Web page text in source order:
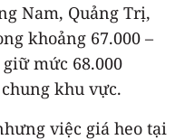
Nam, Quảng Trị,
khoảng 67.000 –
mức 68.000
khu vực.
việc giá heo tại